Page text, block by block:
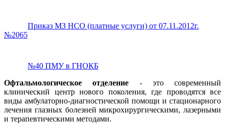
Приказ МЗ НСО (платные услуги) от 07.11.2012г.
№2065
№40 ПМУ в ГНОКБ
Офтальмологическое отделение - это современный
клинический центр нового поколения, где проводятся все
виды амбулаторно-диагностической помощи и стационарного
лечения глазных болезней микрохирургическими, лазерными
и терапевтическими методами.